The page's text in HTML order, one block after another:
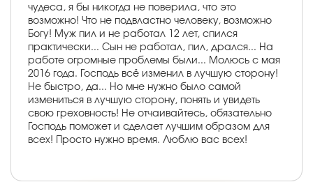
чудеса, я бы никогда не поверила, что это
возможно! Что не подвластно человеку, возможно
Богу! Муж пил и не работал 12 лет, спился
практически... Сын не работал, пил, дрался... На
работе огромные проблемы были... Молюсь с мая
2016 года. Господь всё изменил в лучшую сторону!
Не быстро, да... Но мне нужно было самой
измениться в лучшую сторону, понять и увидеть
свою греховность! Не отчаивайтесь, обязательно
Господь поможет и сделает лучшим образом для
всех! Просто нужно время. Люблю вас всех!